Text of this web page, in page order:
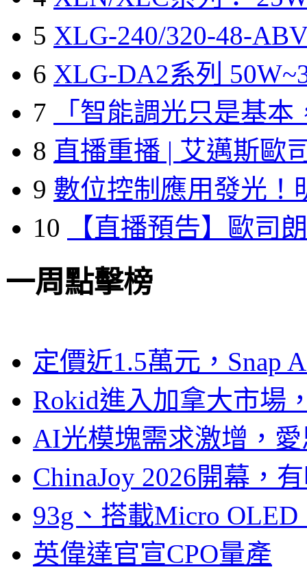
5 XLG-240/320-48-
6 XLG-DA2系列
7
「智能調光只是基本
8 直播重播 | 艾邁斯歐
9 數位控制應用發光！
10
【直播預告】歐司
一周點擊榜
定價近1.5萬元，Snap
Rokid進入加拿大市場
AI光模塊需求激增，
ChinaJoy 2026開幕，
93g、搭載Micro
英偉達官宣CPO量產